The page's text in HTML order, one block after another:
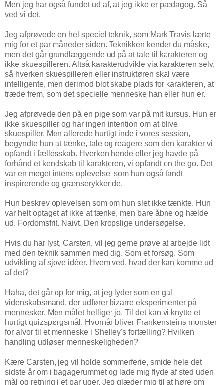
Men jeg har også fundet ud af, at jeg ikke er pædagog. Så
ved vi det.
Jeg afprøvede en hel speciel teknik, som Mark Travis lærte
mig for et par måneder siden. Teknikken kender du måske,
men det går grundlæggende ud på at tale til karakteren og
ikke skuespilleren. Altså karakterudvikle via karakteren selv,
så hverken skuespilleren eller instruktøren skal være
intelligente, men derimod blot skabe plads for karakteren, at
træde frem, som det specielle menneske han eller hun er.
Jeg afprøvede den på en pige som var på mit kursus. Hun er
ikke skuespiller og har ingen intention om at blive
skuespiller. Men allerede hurtigt inde i vores session,
begyndte hun at tænke, tale og reagere som den karakter vi
opfandt i fællesskab. Hverken hende eller jeg havde på
forhånd et kendskab til karakteren, vi opfandt on the go. Det
var en meget intens oplevelse, som hun også fandt
inspirerende og grænserykkende.
Hun beskrev oplevelsen som om hun slet ikke tænkte. Hun
var helt optaget af ikke at tænke, men bare åbne og hælde
ud. Fordomsfrit. Naivt. Den kropslige undersøgelse.
Hvis du har lyst, Carsten, vil jeg gerne prøve at arbejde lidt
med den teknik sammen med dig. Som et forsøg. Som
udvikling af sjove idéer. Hvem ved, hvad der kan komme ud
af det?
Haha, det går op for mig, at jeg lyder som en gal
videnskabsmand, der udfører bizarre eksperimenter på
mennesker. Men målet helliger jo. Til det kan vi knytte et
hurtigt quizspørgsmål. Hvornår bliver Frankensteins monster
for alvor til et menneske i Shelley's fortælling? Hvilken
handling udløser menneskeligheden?
Kære Carsten, jeg vil holde sommerferie, smide hele det
sidste år om i bagagerummet og lade mig flyde af sted uden
mål og retning i et par uger. Jeg glæder mig til at høre om